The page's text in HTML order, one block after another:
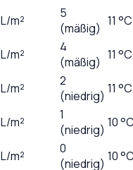
L/m²
5
(mäßig) 11 °C
L/m²
4
(mäßig) 11 °C
L/m²
2
(niedrig) 11 °C
L/m²
1
(niedrig) 10
L/m²
0
(niedrig) 10